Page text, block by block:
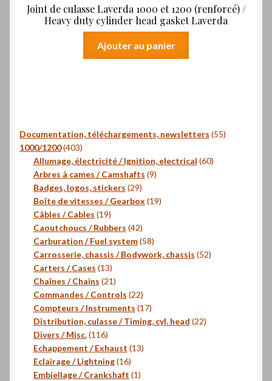
Joint de culasse Laverda 1000 et 1200 (renforcé) /
Heavy duty cylinder head gasket Laverda
Ajouter au panier
Documentation, téléchargements, newsletters 5555
1000/1200 403403
produits
Allumage, électricité / Ignition, electrical 6060
Arbres à cames / Camshafts 99
Badges, logos, stickers 2929
produits
Boîte de vitesses / Gearbox 1919
Câbles / Cables 1919
produits
Caoutchoucs / Rubbers 4242
produits
Carburation / Fuel system 5858
produits
Carrosserie, chassis / Bodywork, chassis 5252
Carters / Cases 1313
produits
Chaînes / Chains 2121
produits
Commandes / Controls 2222
produits
Compteurs / Instruments 1717
produits
Distribution, culasse / Timing, cyl. head 2222
Divers / Misc. 116116
produits
Echappement / Exhaust 1313
Eclairage / Lightning 1616
produits
Embiellage / Crankshaft 11